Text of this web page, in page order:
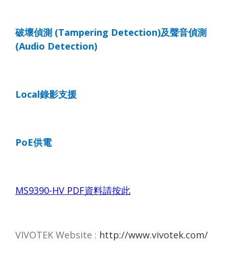
破壞偵測 (Tampering Detection)及聲音偵測
(Audio Detection)
Local錄影支援
PoE供電
MS9390-HV PDF資料請按此
VIVOTEK Website : http://www.vivotek.com/